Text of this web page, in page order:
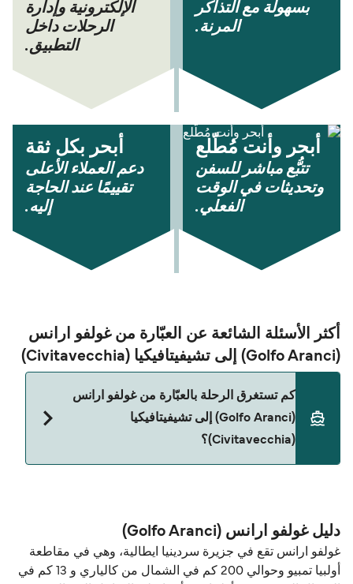
بسهولة مع التذاكر
المرنة.
الإلكترونية وإدارة
الرحلات داخل
التطبيق.
أبحر وأنت مُطّلع
تتبُّع مباشر للسفن
وتحديثات في الوقت
الفعلي.
أبحر بكل ثقة
دعم العملاء الأعلى
تقييمًا عند الحاجة
إليه.
أكثر الأسئلة الشائعة عن العبّارة من غولفو ارانس
(Golfo Aranci) إلى تشيفيتافيكيا (Civitavecchia)
كم تستغرق الرحلة بالعبّارة من غولفو ارانس
(Golfo Aranci) إلى تشيفيتافيكيا
(Civitavecchia)؟
دليل غولفو ارانس (Golfo Aranci)
غولفو ارانس تقع في جزيرة سردينيا ايطالية، وهي في مقاطعة
أولبيا تمبيو وحوالي 200 كم في الشمال من كالياري و 13 كم في